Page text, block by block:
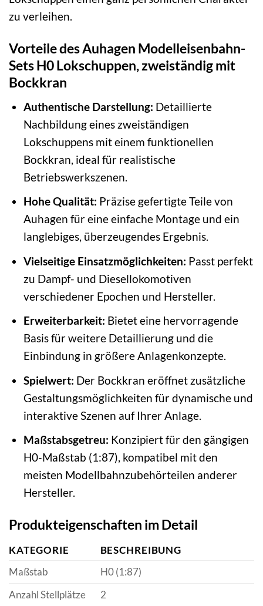
zu verleihen.
Vorteile des Auhagen Modelleisenbahn-
Sets H0 Lokschuppen, zweiständig mit
Bockkran
Authentische Darstellung: Detaillierte
Nachbildung eines zweiständigen
Lokschuppens mit einem funktionellen
Bockkran, ideal für realistische
Betriebswerkszenen.
Hohe Qualität: Präzise gefertigte Teile von
Auhagen für eine einfache Montage und ein
langlebiges, überzeugendes Ergebnis.
Vielseitige Einsatzmöglichkeiten: Passt perfekt
zu Dampf- und Diesellokomotiven
verschiedener Epochen und Hersteller.
Erweiterbarkeit: Bietet eine hervorragende
Basis für weitere Detaillierung und die
Einbindung in größere Anlagenkonzepte.
Spielwert: Der Bockkran eröffnet zusätzliche
Gestaltungsmöglichkeiten für dynamische und
interaktive Szenen auf Ihrer Anlage.
Maßstabsgetreu: Konzipiert für den gängigen
H0-Maßstab (1:87), kompatibel mit den
meisten Modellbahnzubehörteilen anderer
Hersteller.
Produkteigenschaften im Detail
KATEGORIE
BESCHREIBUNG
Maßstab
H0 (1:87)
Anzahl Stellplätze
2